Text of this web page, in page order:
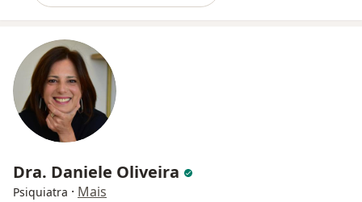
Dra. Daniele Oliveira
Psiquiatra · Mais